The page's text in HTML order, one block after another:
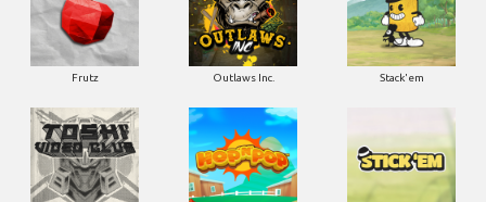
Frutz Outlaws Inc. Stack'em